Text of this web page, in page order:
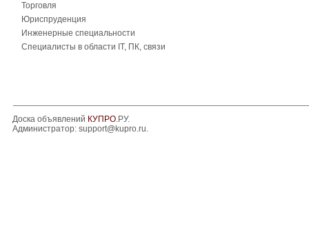
Торговля
Юриспруденция
Инженерные специальности
Специалисты в области IT, ПК, связи
Доска объявлений КУПРО.РУ.
Администратор: support@kupro.ru.